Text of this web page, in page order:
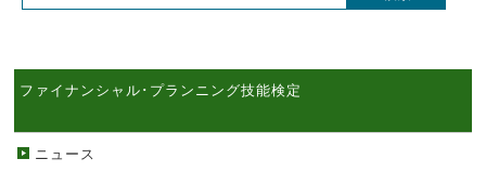
ファイナンシャル･プランニング技能検定
ニュース